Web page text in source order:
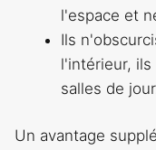
l'espace et
Ils
l'intérieur,
salles de
Un avantage